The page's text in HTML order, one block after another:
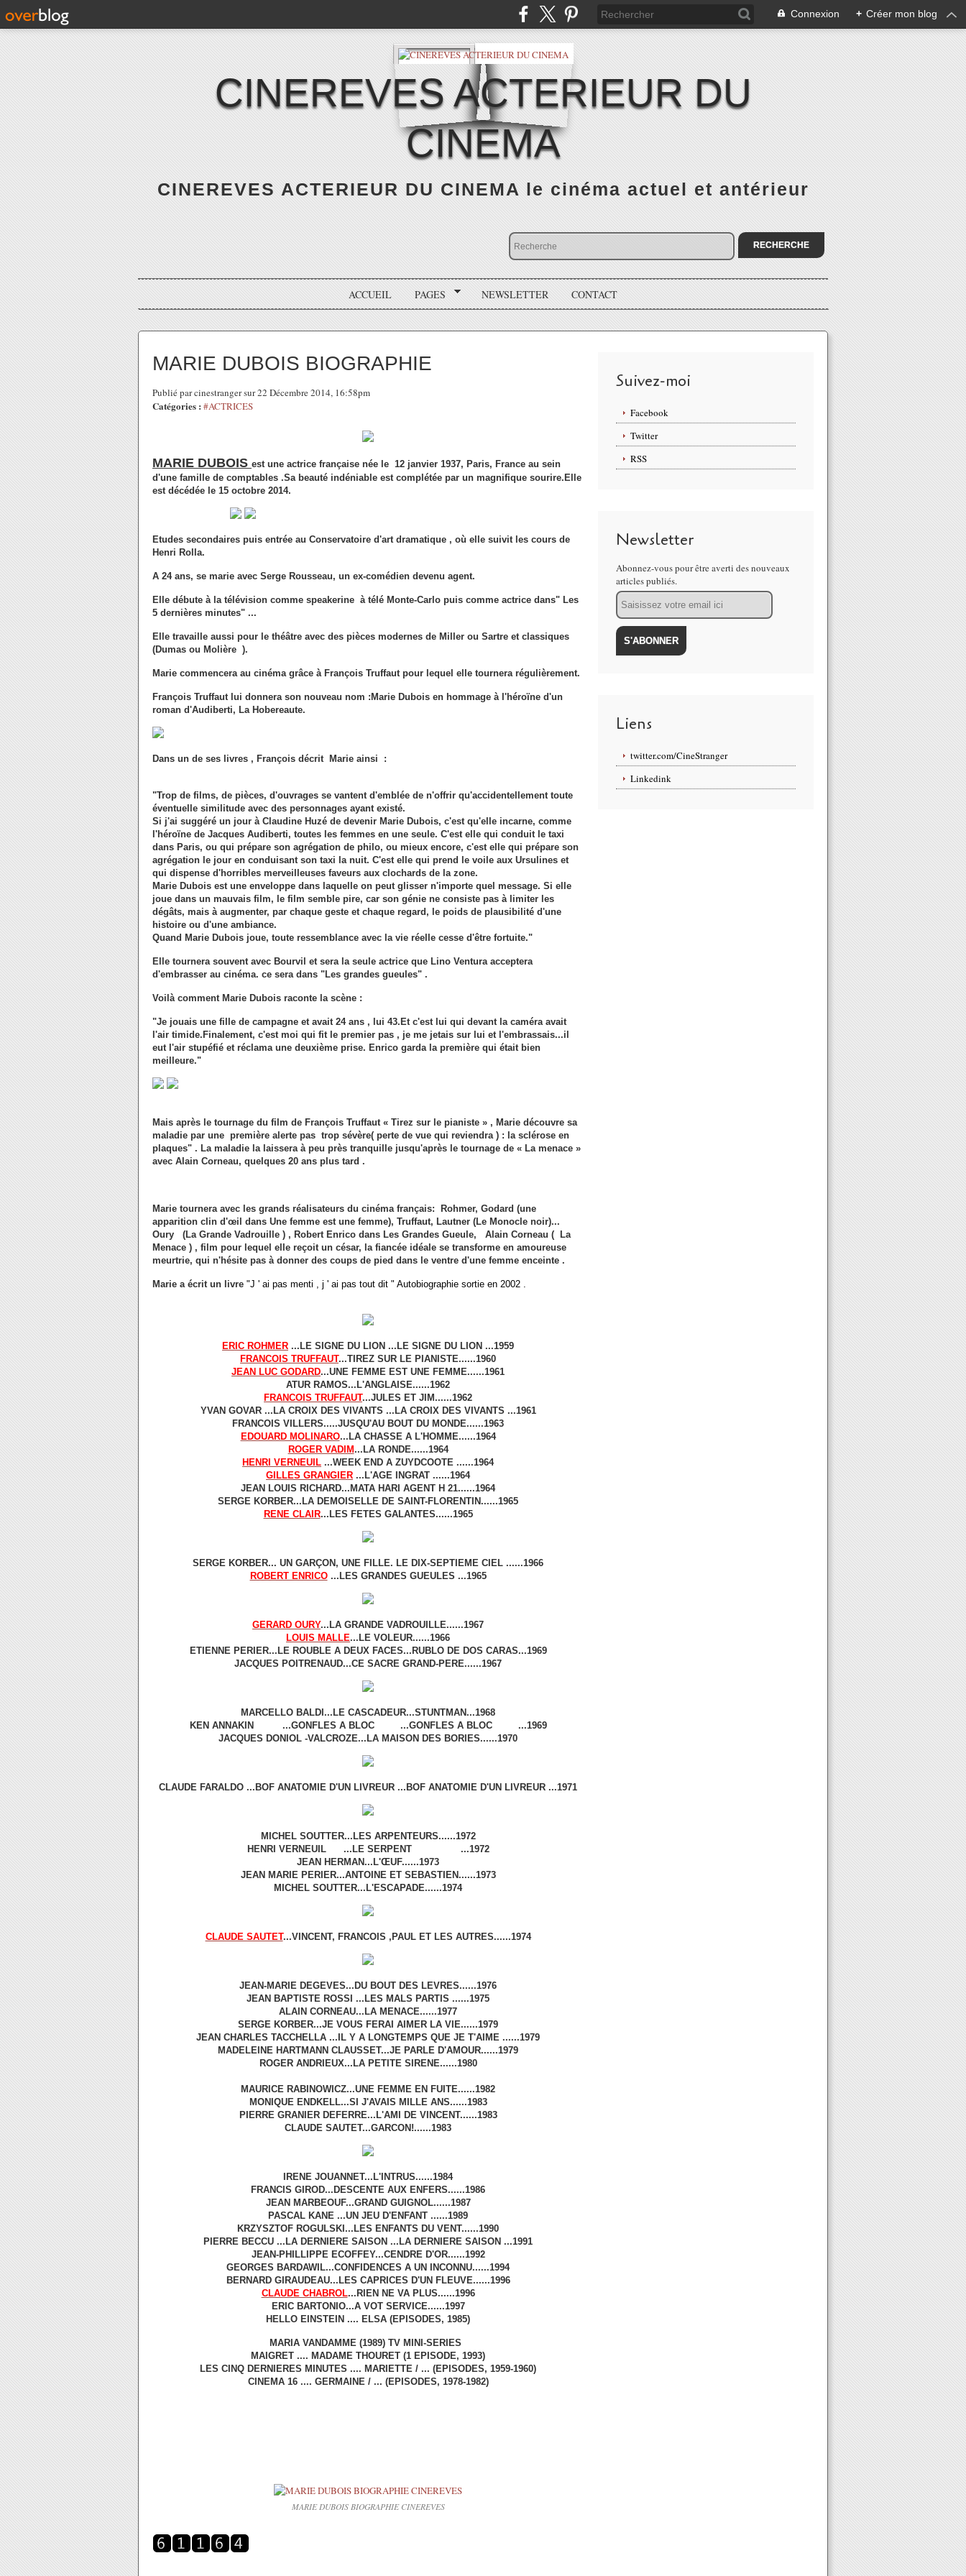
Connexion + Créer mon blog
CINEREVES ACTERIEUR DU
CINEMA
CINEREVES ACTERIEUR DU CINEMA le cinéma actuel et antérieur
ACCUEIL PAGES NEWSLETTER CONTACT
MARIE DUBOIS BIOGRAPHIE
Publié par cinestranger sur 22 Décembre 2014, 16:58pm
Catégories : #ACTRICES
MARIE DUBOIS est une actrice française née le 12 janvier 1937, Paris, France au sein
d'une famille de comptables .Sa beauté indéniable est complétée par un magnifique sourire.Elle
est décédée le 15 octobre 2014.
Etudes secondaires puis entrée au Conservatoire d'art dramatique , où elle suivit les cours de
Henri Rolla.
A 24 ans, se marie avec Serge Rousseau, un ex-comédien devenu agent.
Elle débute à la télévision comme speakerine à télé Monte-Carlo puis comme actrice dans" Les
5 dernières minutes" ...
Elle travaille aussi pour le théâtre avec des pièces modernes de Miller ou Sartre et classiques
(Dumas ou Molière ).
Marie commencera au cinéma grâce à François Truffaut pour lequel elle tournera régulièrement.
François Truffaut lui donnera son nouveau nom :Marie Dubois en hommage à l'héroïne d'un
roman d'Audiberti, La Hobereaute.
Dans un de ses livres , François décrit Marie ainsi :
"Trop de films, de pièces, d'ouvrages se vantent d'emblée de n'offrir qu'accidentellement toute
éventuelle similitude avec des personnages ayant existé.
Si j'ai suggéré un jour à Claudine Huzé de devenir Marie Dubois, c'est qu'elle incarne, comme
l'héroïne de Jacques Audiberti, toutes les femmes en une seule. C'est elle qui conduit le taxi
dans Paris, ou qui prépare son agrégation de philo, ou mieux encore, c'est elle qui prépare son
agrégation le jour en conduisant son taxi la nuit. C'est elle qui prend le voile aux Ursulines et
qui dispense d'horribles merveilleuses faveurs aux clochards de la zone.
Marie Dubois est une enveloppe dans laquelle on peut glisser n'importe quel message. Si elle
joue dans un mauvais film, le film semble pire, car son génie ne consiste pas à limiter les
dégâts, mais à augmenter, par chaque geste et chaque regard, le poids de plausibilité d'une
histoire ou d'une ambiance.
Quand Marie Dubois joue, toute ressemblance avec la vie réelle cesse d'être fortuite."
Elle tournera souvent avec Bourvil et sera la seule actrice que Lino Ventura acceptera
d'embrasser au cinéma. ce sera dans "Les grandes gueules" .
Voilà comment Marie Dubois raconte la scène :
"Je jouais une fille de campagne et avait 24 ans , lui 43.Et c'est lui qui devant la caméra avait
l'air timide.Finalement, c'est moi qui fit le premier pas , je me jetais sur lui et l'embrassais...il
eut l'air stupéfié et réclama une deuxième prise. Enrico garda la première qui était bien
meilleure."
Mais après le tournage du film de François Truffaut « Tirez sur le pianiste » , Marie découvre sa
maladie par une première alerte pas trop sévère( perte de vue qui reviendra ) : la sclérose en
plaques" . La maladie la laissera à peu près tranquille jusqu'après le tournage de « La menace »
avec Alain Corneau, quelques 20 ans plus tard .
Marie tournera avec les grands réalisateurs du cinéma français: Rohmer, Godard (une
apparition clin d'œil dans Une femme est une femme), Truffaut, Lautner (Le Monocle noir)...
Oury (La Grande Vadrouille ) , Robert Enrico dans Les Grandes Gueule, Alain Corneau ( La
Menace ) , film pour lequel elle reçoit un césar, la fiancée idéale se transforme en amoureuse
meurtrie, qui n'hésite pas à donner des coups de pied dans le ventre d'une femme enceinte .
Marie a écrit un livre "J ' ai pas menti , j ' ai pas tout dit " Autobiographie sortie en 2002 .
ERIC ROHMER ...LE SIGNE DU LION ...LE SIGNE DU LION ...1959
FRANCOIS TRUFFAUT...TIREZ SUR LE PIANISTE......1960
JEAN LUC GODARD...UNE FEMME EST UNE FEMME......1961
ATUR RAMOS...L'ANGLAISE......1962
FRANCOIS TRUFFAUT...JULES ET JIM......1962
YVAN GOVAR ...LA CROIX DES VIVANTS ...LA CROIX DES VIVANTS ...1961
FRANCOIS VILLERS.....JUSQU'AU BOUT DU MONDE......1963
EDOUARD MOLINARO...LA CHASSE A L'HOMME......1964
ROGER VADIM...LA RONDE......1964
HENRI VERNEUIL ...WEEK END A ZUYDCOOTE ......1964
GILLES GRANGIER ...L'AGE INGRAT ......1964
JEAN LOUIS RICHARD...MATA HARI AGENT H 21......1964
SERGE KORBER...LA DEMOISELLE DE SAINT-FLORENTIN......1965
RENE CLAIR...LES FETES GALANTES......1965
SERGE KORBER... UN GARÇON, UNE FILLE. LE DIX-SEPTIEME CIEL ......1966
ROBERT ENRICO...LES GRANDES GUEULES ...1965
GERARD OURY...LA GRANDE VADROUILLE......1967
LOUIS MALLE...LE VOLEUR......1966
ETIENNE PERIER...LE ROUBLE A DEUX FACES...RUBLO DE DOS CARAS...1969
JACQUES POITRENAUD...CE SACRE GRAND-PERE......1967
MARCELLO BALDI...LE CASCADEUR...STUNTMAN...1968
KEN ANNAKIN ...GONFLES A BLOC ...GONFLES A BLOC ...1969
JACQUES DONIOL -VALCROZE...LA MAISON DES BORIES......1970
CLAUDE FARALDO ...BOF ANATOMIE D'UN LIVREUR ...BOF ANATOMIE D'UN LIVREUR ...1971
MICHEL SOUTTER...LES ARPENTEURS......1972
HENRI VERNEUIL ...LE SERPENT ...1972
JEAN HERMAN...L'ŒUF......1973
JEAN MARIE PERIER...ANTOINE ET SEBASTIEN......1973
MICHEL SOUTTER...L'ESCAPADE......1974
CLAUDE SAUTET...VINCENT, FRANCOIS ,PAUL ET LES AUTRES......1974
JEAN-MARIE DEGEVES...DU BOUT DES LEVRES......1976
JEAN BAPTISTE ROSSI ...LES MALS PARTIS ......1975
ALAIN CORNEAU...LA MENACE......1977
SERGE KORBER...JE VOUS FERAI AIMER LA VIE......1979
JEAN CHARLES TACCHELLA ...IL Y A LONGTEMPS QUE JE T'AIME ......1979
MADELEINE HARTMANN CLAUSSET...JE PARLE D'AMOUR......1979
ROGER ANDRIEUX...LA PETITE SIRENE......1980
MAURICE RABINOWICZ...UNE FEMME EN FUITE......1982
MONIQUE ENDKELL...SI J'AVAIS MILLE ANS......1983
PIERRE GRANIER DEFERRE...L'AMI DE VINCENT......1983
CLAUDE SAUTET...GARCON!......1983
IRENE JOUANNET...L'INTRUS......1984
FRANCIS GIROD...DESCENTE AUX ENFERS......1986
JEAN MARBEOUF...GRAND GUIGNOL......1987
PASCAL KANE ...UN JEU D'ENFANT ......1989
KRZYSZTOF ROGULSKI...LES ENFANTS DU VENT......1990
PIERRE BECCU ...LA DERNIERE SAISON ...LA DERNIERE SAISON ...1991
JEAN-PHILLIPPE ECOFFEY...CENDRE D'OR......1992
GEORGES BARDAWIL...CONFIDENCES A UN INCONNU......1994
BERNARD GIRAUDEAU...LES CAPRICES D'UN FLEUVE......1996
CLAUDE CHABROL...RIEN NE VA PLUS......1996
ERIC BARTONIO...A VOT SERVICE......1997
HELLO EINSTEIN .... ELSA (EPISODES, 1985)
MARIA VANDAMME (1989) TV MINI-SERIES
MAIGRET .... MADAME THOURET (1 EPISODE, 1993)
LES CINQ DERNIERES MINUTES .... MARIETTE / ... (EPISODES, 1959-1960)
CINEMA 16 .... GERMAINE / ... (EPISODES, 1978-1982)
MARIE DUBOIS BIOGRAPHIE CINEREVES
Suivez-moi
Facebook
Twitter
RSS
Newsletter
Abonnez-vous pour être averti des nouveaux
articles publiés.
Email
Liens
twitter.com/CineStranger
Linkedink